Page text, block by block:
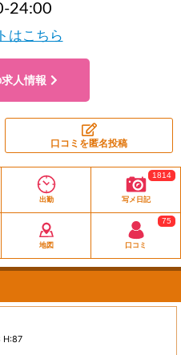
24:00
はこちら
人情報
口コミを匿名投稿
出勤 写メ日記
1814
地図 口コミ
75
H:87